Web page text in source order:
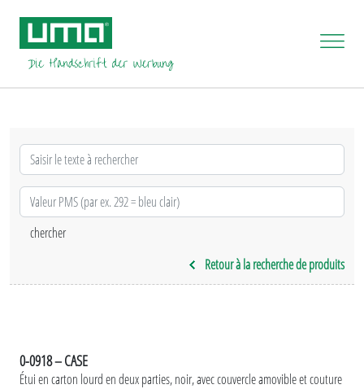
Retour à la recherche de produits
0-0918 – CASE
Étui en carton lourd en deux parties, noir, avec couvercle amovible et couture